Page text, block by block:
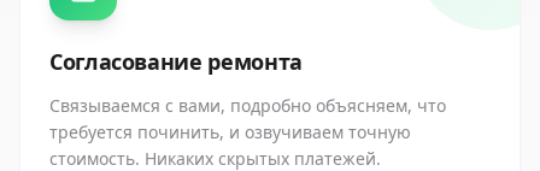
Согласование ремонта
Связываемся с вами, подробно объясняем, что
требуется починить, и озвучиваем точную
стоимость. Никаких скрытых платежей.